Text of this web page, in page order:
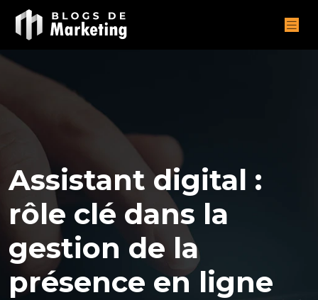
Assistant digital :
rôle clé dans la
gestion de la
présence en ligne